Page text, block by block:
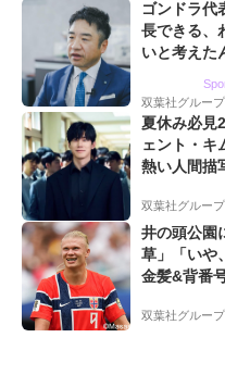
ゴンドラ代
長できる、
いと考えた
双葉社グルー
夏休み必見
ェント・キ
熱い人間描
双葉社グルー
井の頭公園
草」「いや
金髪&背番
ー”映像が
双葉社グルー